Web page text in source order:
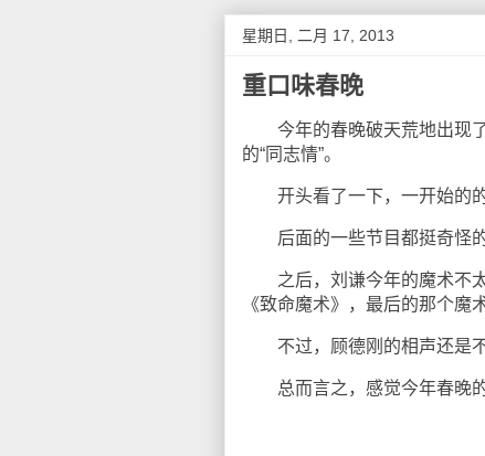
星期日, 二月 17, 2013
重口味春晚
今年的春晚破天荒地出现了
的“同志情”。
开头看了一下，一开始的的
后面的一些节目都挺奇怪的
之后，刘谦今年的魔术不太
《致命魔术》，最后的那个魔
不过，顾德刚的相声还是不
总而言之，感觉今年春晚的